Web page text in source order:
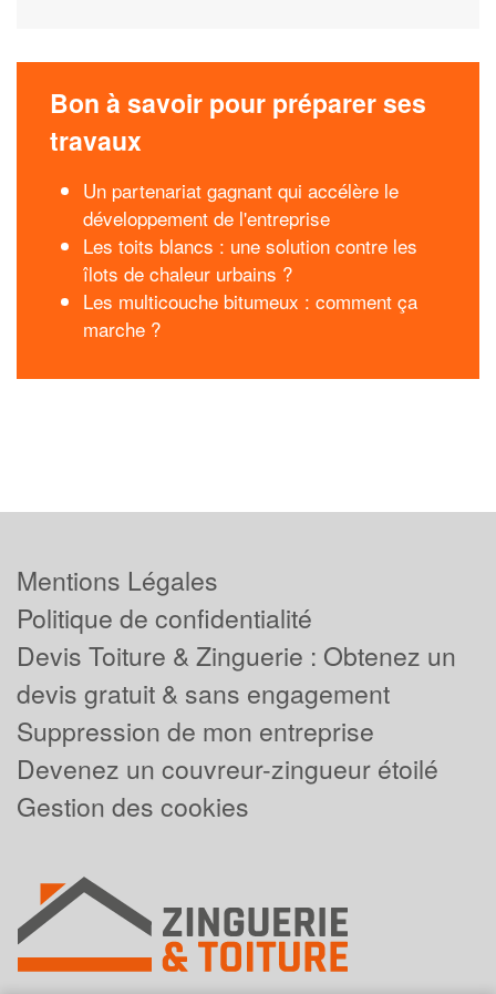
Bon à savoir pour préparer ses
travaux
Un partenariat gagnant qui accélère le
développement de l'entreprise
Les toits blancs : une solution contre les
îlots de chaleur urbains ?
Les multicouche bitumeux : comment ça
marche ?
Mentions Légales
Politique de confidentialité
Devis Toiture & Zinguerie : Obtenez un
devis gratuit & sans engagement
Suppression de mon entreprise
Devenez un couvreur-zingueur étoilé
Gestion des cookies